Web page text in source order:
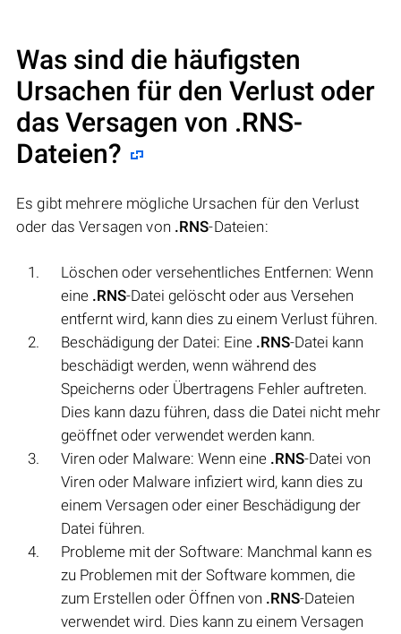
Was sind die häufigsten
Ursachen für den Verlust oder
das Versagen von .RNS-
Dateien?
Es gibt mehrere mögliche Ursachen für den Verlust
oder das Versagen von .RNS-Dateien:
Löschen oder versehentliches Entfernen: Wenn
eine .RNS-Datei gelöscht oder aus Versehen
entfernt wird, kann dies zu einem Verlust führen.
Beschädigung der Datei: Eine .RNS-Datei kann
beschädigt werden, wenn während des
Speicherns oder Übertragens Fehler auftreten.
Dies kann dazu führen, dass die Datei nicht mehr
geöffnet oder verwendet werden kann.
Viren oder Malware: Wenn eine .RNS-Datei von
Viren oder Malware infiziert wird, kann dies zu
einem Versagen oder einer Beschädigung der
Datei führen.
Probleme mit der Software: Manchmal kann es
zu Problemen mit der Software kommen, die
zum Erstellen oder Öffnen von .RNS-Dateien
verwendet wird. Dies kann zu einem Versagen